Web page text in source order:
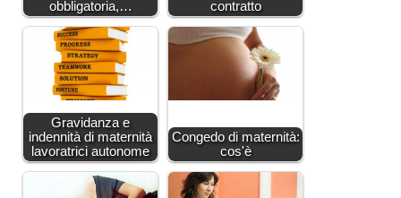
obbligatoria,…
contratto
Gravidanza e
indennità di maternità
lavoratrici autonome
Congedo di maternità:
cos'è